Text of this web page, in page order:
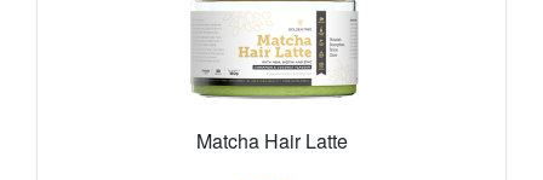
Matcha Hair Latte